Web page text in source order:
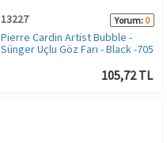
13227 Yorum: 0
Pierre Cardin Artist Bubble -
Sünger Uçlu Göz Farı - Black -705
105,72 TL